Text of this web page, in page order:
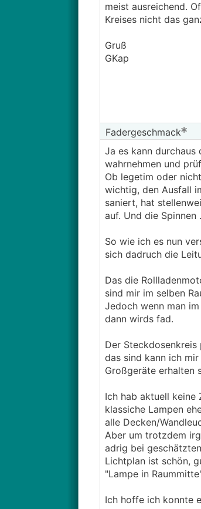
meist ausreichend.
Kreises nicht das
Gruß
GKap
Fadergeschmack
Ja es kann durchaus
wahrnehmen und
Ob legetim oder
wichtig, den Ausfall
saniert, hat
auf. Und die Spinnen
So wie ich es nun
sich dadruch die
Das die
sind mir im selben
Jedoch wenn man
dann wirds fad.
Der
das sind kann ich
Großgeräte erhalten
Ich hab aktuell keine
klassiche Lampen
alle Decken/
Aber um trotzdem
adrig bei
Lichtplan ist schön,
"Lampe in
Ich hoffe ich konnte